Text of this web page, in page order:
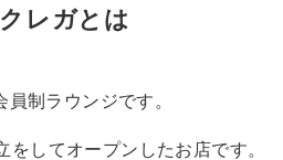
レガとは
制ラウンジです。
してオープンしたお店です。